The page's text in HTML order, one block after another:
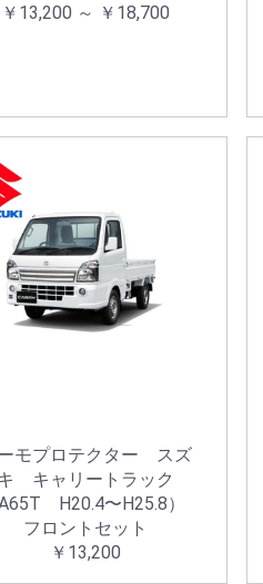
￥13,200 ～ ￥18,700
モプロテクター スズ
キャリートラック
H20.4〜H25.8）
フロントセット
￥13,200